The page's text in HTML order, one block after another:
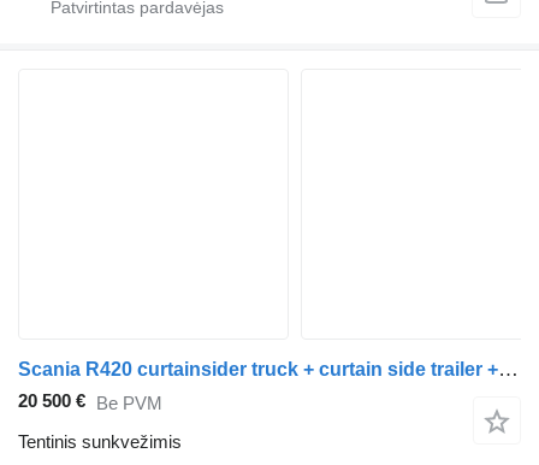
Scania R420 curtainsider truck + curtain side trailer + tentinė priekaba
20 500 € Be PVM
Tentinis sunkvežimis